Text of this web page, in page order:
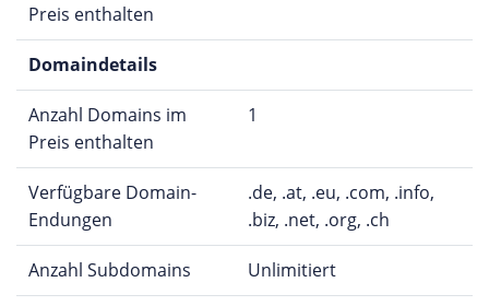
Preis enthalten
Domaindetails
Anzahl Domains im
Preis enthalten
1
Verfügbare Domain-
Endungen
.de, .at, .eu, .com, .info,
.biz, .net, .org, .ch
Anzahl Subdomains Unlimitiert